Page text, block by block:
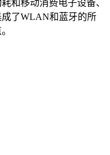
和移动消费电子设备、
了WLAN和蓝牙的所